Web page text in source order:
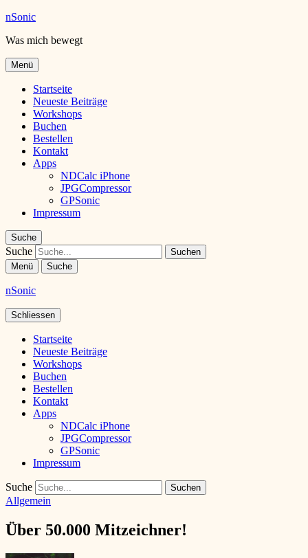
nSonic
Was mich bewegt
Menü
Startseite
Neueste Beiträge
Workshops
Buchen
Bestellen
Kontakt
Apps
NDCalc iPhone
JPGCompressor
GPSonic
Impressum
Suche
Suche
Menü Suche
nSonic
Schliessen
Startseite
Neueste Beiträge
Workshops
Buchen
Bestellen
Kontakt
Apps
NDCalc iPhone
JPGCompressor
GPSonic
Impressum
Suche
Allgemein
Über 50.000 Mitzeichner!